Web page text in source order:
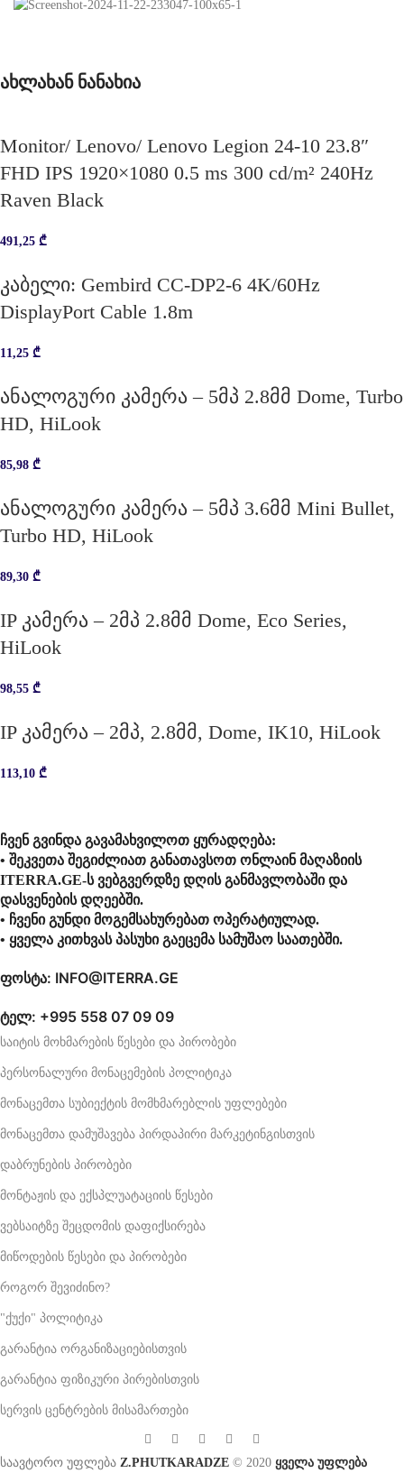
ახლახან ნანახია
Monitor/ Lenovo/ Lenovo Legion 24-10 23.8″
FHD IPS 1920×1080 0.5 ms 300 cd/m² 240Hz
Raven Black
491,25 ₾
კაბელი: Gembird CC-DP2-6 4K/60Hz
DisplayPort Cable 1.8m
11,25 ₾
ანალოგური კამერა – 5მპ 2.8მმ Dome, Turbo
HD, HiLook
85,98 ₾
ანალოგური კამერა – 5მპ 3.6მმ Mini Bullet,
Turbo HD, HiLook
89,30 ₾
IP კამერა – 2მპ 2.8მმ Dome, Eco Series,
HiLook
98,55 ₾
IP კამერა – 2მპ, 2.8მმ, Dome, IK10, HiLook
113,10 ₾
ჩვენ გვინდა გავამახვილოთ ყურადღება:
• შეკვეთა შეგიძლიათ განათავსოთ ონლაინ მაღაზიის
ITERRA.GE-ს ვებგვერდზე დღის განმავლობაში და
დასვენების დღეებში.
• ჩვენი გუნდი მოგემსახურებათ ოპერატიულად.
• ყველა კითხვას პასუხი გაეცემა სამუშაო საათებში.
ფოსტა: INFO@ITERRA.GE
ტელ: +995 558 07 09 09
საიტის მოხმარების წესები და პირობები
პერსონალური მონაცემების პოლიტიკა
მონაცემთა სუბიექტის მომხმარებლის უფლებები
მონაცემთა დამუშავება პირდაპირი მარკეტინგისთვის
დაბრუნების პირობები
მონტაჟის და ექსპლუატაციის წესები
ვებსაიტზე შეცდომის დაფიქსირება
მიწოდების წესები და პირობები
როგორ შევიძინო?
"ქუქი" პოლიტიკა
გარანტია ორგანიზაციებისთვის
გარანტია ფიზიკური პირებისთვის
სერვის ცენტრების მისამართები
საავტორო უფლება Z.PHUTKARADZE © 2020 ყველა უფლება